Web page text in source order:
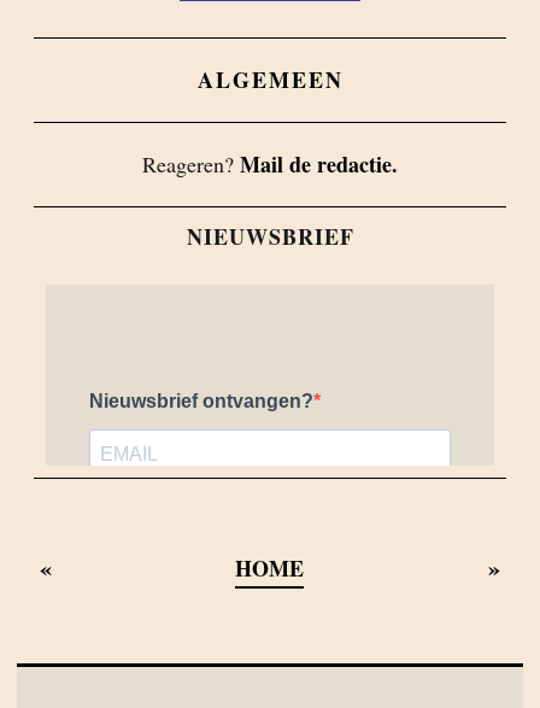
ALGEMEEN
Reageren? Mail de redactie.
NIEUWSBRIEF
« HOME »